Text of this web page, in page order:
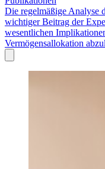
Die regelmäßige Analyse
wichtiger Beitrag der
wesentlichen
Vermögensallokation